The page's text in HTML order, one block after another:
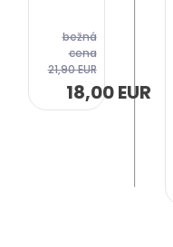
bežná
cena
21,90 EUR
18,00 EUR